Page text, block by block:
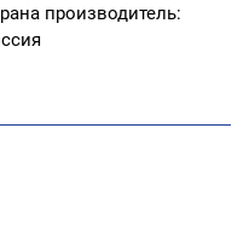
производитель: